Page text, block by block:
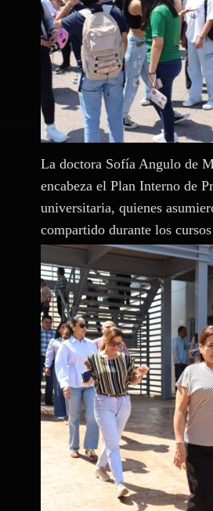
La doctora Sofía Angulo de
encabeza el Plan Interno de
universitaria, quienes
compartido durante los